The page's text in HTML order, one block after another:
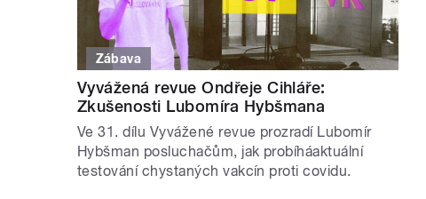
Zábava
Vyvážená revue Ondřeje Cihláře:
Zkušenosti Lubomíra Hybšmana
Ve 31. dílu Vyvážené revue prozradí Lubomír
Hybšman posluchačům, jak probíháaktuální
testování chystaných vakcín proti covidu.